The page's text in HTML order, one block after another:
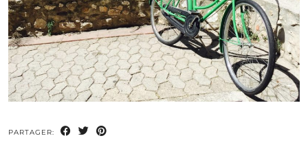
PARTAGER: